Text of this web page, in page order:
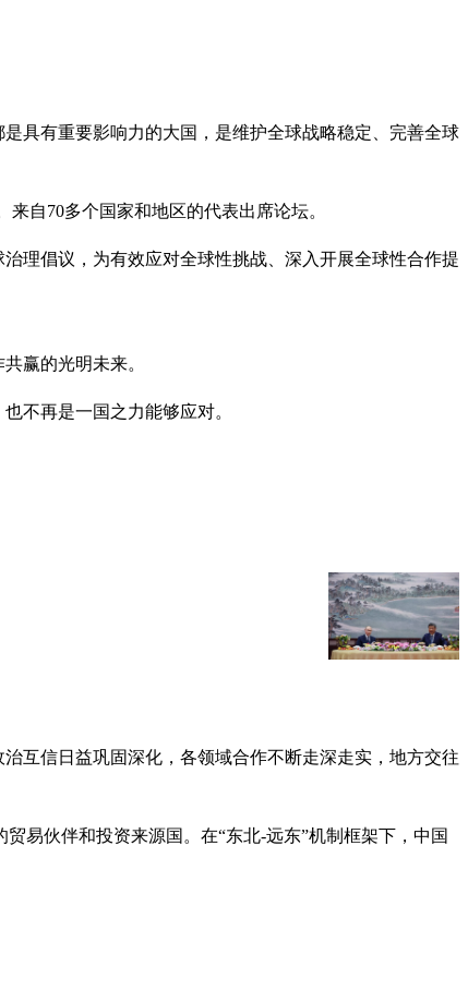
具有重要影响力的大国，是维护全球战略稳定、完善全球
自70多个国家和地区的代表出席论坛。
理倡议，为有效应对全球性挑战、深入开展全球性合作提
赢的光明未来。
不再是一国之力能够应对。
互信日益巩固深化，各领域合作不断走深走实，地方交往
易伙伴和投资来源国。在“东北-远东”机制框架下，中国